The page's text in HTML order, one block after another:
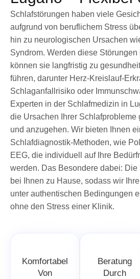
Komfortabel
Von
Beratung
Durch
Schlafstörungen haben viele
aufgrund von beruflichem Stress
hin zu neurologischen Ursachen
Syndrom. Werden diese Störungen
können sie langfristig zu
führen, darunter Herz-Kreislauf-
Schlaganfallrisiko oder
Experten in der Schlafmedizin in
die Ursachen Ihrer Schlafprobleme
und anzugehen. Wir bieten Ihnen
Schlafdiagnostik-Methoden, wie
EEG, die individuell auf Ihre
werden. Das Besondere dabei:
bei Ihnen zu Hause, sodass wir
unter authentischen Bedingungen
ohne den Stress einer Klinik.